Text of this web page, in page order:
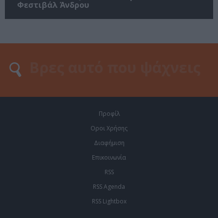
Φεστιβάλ Άνδρου
Προφίλ
Οροι Χρήσης
Διαφήμιση
Επικοινωνία
RSS
RSS Agenda
RSS Lightbox